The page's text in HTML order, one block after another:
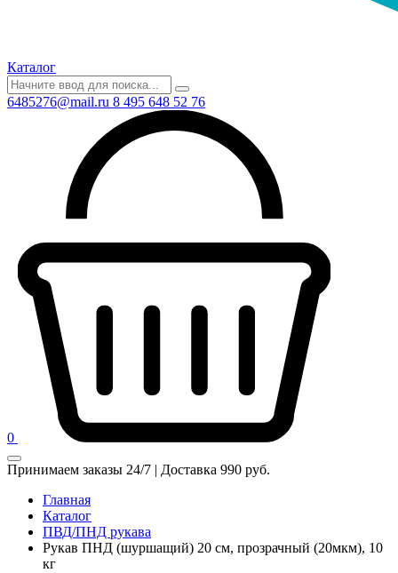
Каталог
6485276@mail.ru 8 495 648 52 76
0
Принимаем заказы 24/7 | Доставка 990 руб.
Главная
Каталог
ПВД/ПНД рукава
Рукав ПНД (шуршащий) 20 см, прозрачный (20мкм), 10
кг